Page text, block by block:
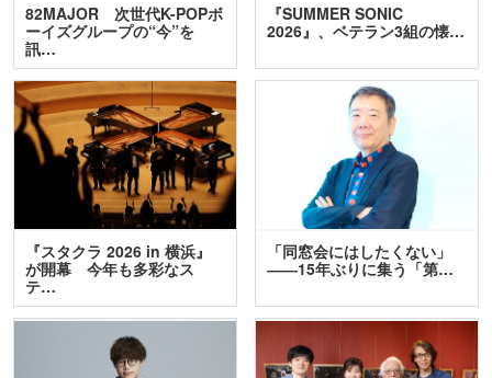
82MAJOR 次世代K-POPボ
ーイズグループの“今”を
訊…
『SUMMER SONIC
2026』、ベテラン3組の懐…
『スタクラ 2026 in 横浜』
が開幕 今年も多彩なス
テ…
「同窓会にはしたくない」
――15年ぶりに集う「第…